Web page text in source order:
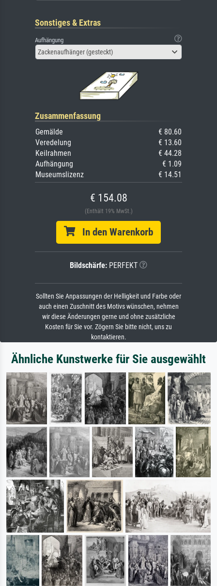
Sonstiges & Extras
Aufhängung
Zackenaufhänger (gesteckt)
Zusammenfassung
Gemälde
€ 80.60
Veredelung
€ 13.60
Keilrahmen
€ 44.28
Aufhängung
€ 1.09
Museumslizenz
€ 14.51
€ 154.08
(Enthält 19% MwSt.)
In den Warenkorb
Bildschärfe: PERFEKT
Sollten Sie Anpassungen der Helligkeit und Farbe oder
auch einen Zuschnitt des Motivs wünschen, nehmen
wir diese Änderungen gerne und ohne zusätzliche
Kosten für Sie vor. Zögern Sie bitte nicht, uns zu
kontaktieren.
Ähnliche Kunstwerke für Sie ausgewählt